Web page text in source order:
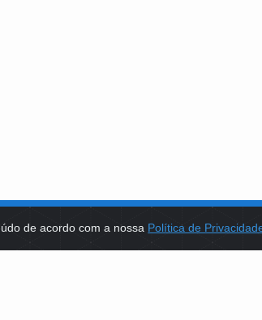
de acordo com a nossa Política de
VISUAL